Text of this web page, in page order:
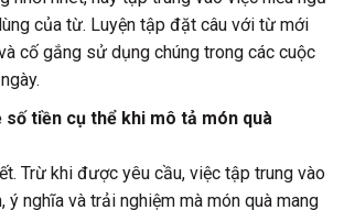
của từ. Luyện tập đặt câu với từ mới
cố gắng sử dụng chúng trong các cuộc
số tiền cụ thể khi mô tả món quà
Trừ khi được yêu cầu, việc tập trung vào
ý nghĩa và trải nghiệm mà món quà mang